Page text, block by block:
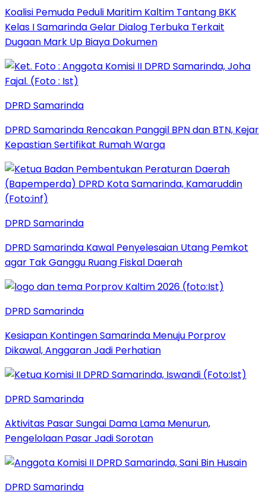
Koalisi Pemuda Peduli Maritim Kaltim Tantang BKK
Kelas I Samarinda Gelar Dialog Terbuka Terkait
Dugaan Mark Up Biaya Dokumen
DPRD Samarinda
DPRD Samarinda Rencakan Panggil BPN dan BTN, Kejar
Kepastian Sertifikat Rumah Warga
DPRD Samarinda
DPRD Samarinda Kawal Penyelesaian Utang Pemkot
agar Tak Ganggu Ruang Fiskal Daerah
DPRD Samarinda
Kesiapan Kontingen Samarinda Menuju Porprov
Dikawal, Anggaran Jadi Perhatian
DPRD Samarinda
Aktivitas Pasar Sungai Dama Lama Menurun,
Pengelolaan Pasar Jadi Sorotan
DPRD Samarinda